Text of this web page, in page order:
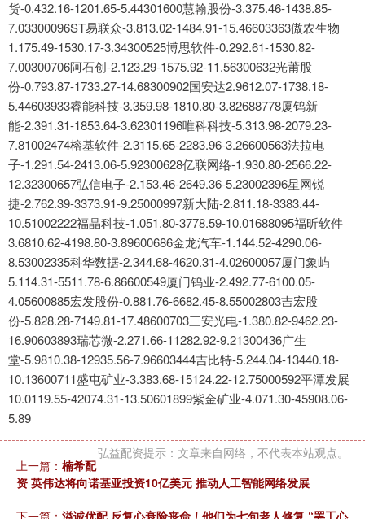
货-0.432.16-1201.65-5.44301600慧翰股份-3.375.46-1438.85-
7.03300096ST易联众-3.813.02-1484.91-15.46603363傲农生物
1.175.49-1530.17-3.34300525博思软件-0.292.61-1530.82-
7.00300706阿石创-2.123.29-1575.92-11.56300632光莆股
份-0.793.87-1733.27-14.68300902国安达2.9612.07-1738.18-
5.44603933睿能科技-3.359.98-1810.80-3.82688778厦钨新
能-2.391.31-1853.64-3.62301196唯科科技-5.313.98-2079.23-
7.81002474榕基软件-2.3115.65-2283.96-3.26600563法拉电
子-1.291.54-2413.06-5.92300628亿联网络-1.930.80-2566.22-
12.32300657弘信电子-2.153.46-2649.36-5.23002396星网锐
捷-2.762.39-3373.91-9.25000997新大陆-2.811.18-3383.44-
10.51002222福晶科技-1.051.80-3778.59-10.01688095福昕软件
3.6810.62-4198.80-3.89600686金龙汽车-1.144.52-4290.06-
8.53002335科华数据-2.344.68-4620.31-4.02600057厦门象屿
5.114.31-5511.78-6.86600549厦门钨业-2.492.77-6100.05-
4.05600885宏发股份-0.881.76-6682.45-8.55002803吉宏股
份-5.828.28-7149.81-17.48600703三安光电-1.380.82-9462.23-
16.90603893瑞芯微-2.271.66-11282.92-9.21300436广生
堂-5.9810.38-12935.56-7.96603444吉比特-5.244.04-13440.18-
10.13600711盛屯矿业-3.383.68-15124.22-12.75000592平潭发展
10.0119.55-42074.31-13.50601899紫金矿业-4.071.30-45908.06-
5.89
弘益配资提示：文章来自网络，不代表本站观点。
上一篇： 楠希配
资 英伟达将向诺基亚投资10亿美元 推动人工智能网络发展
下一篇： 溢诚优配 反复心衰险丧命！他们为七旬老人修复 “罢工心